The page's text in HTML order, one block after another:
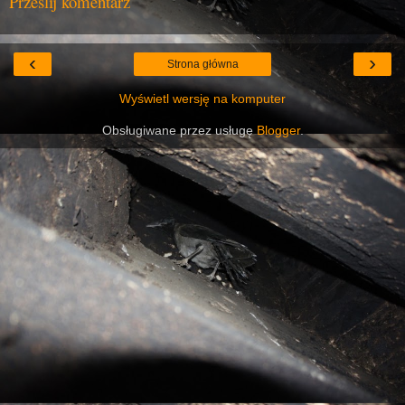
‹ ›
Strona główna
Wyświetl wersję na komputer
Obsługiwane przez usługęBlogger.